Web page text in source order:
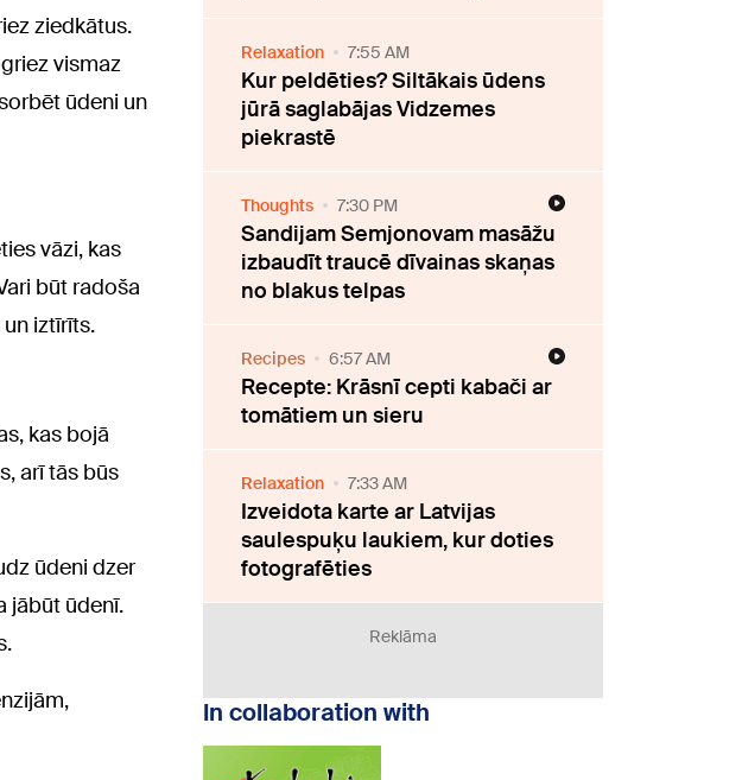
ziedkātus.
vismaz
ūdeni un
vāzi, kas
būt radoša
iztīrīts.
kas bojā
arī tās būs
ūdeni dzer
jābūt ūdenī.
Relaxation 7:55 AM
Kur peldēties? Siltākais ūdens
jūrā saglabājas Vidzemes
piekrastē
Thoughts 7:30 PM
Sandijam Semjonovam masāžu
izbaudīt traucē dīvainas skaņas
no blakus telpas
Recipes 6:57 AM
Recepte: Krāsnī cepti kabači ar
tomātiem un sieru
Relaxation 7:33 AM
Izveidota karte ar Latvijas
saulespuķu laukiem, kur doties
fotografēties
Reklāma
In collaboration with